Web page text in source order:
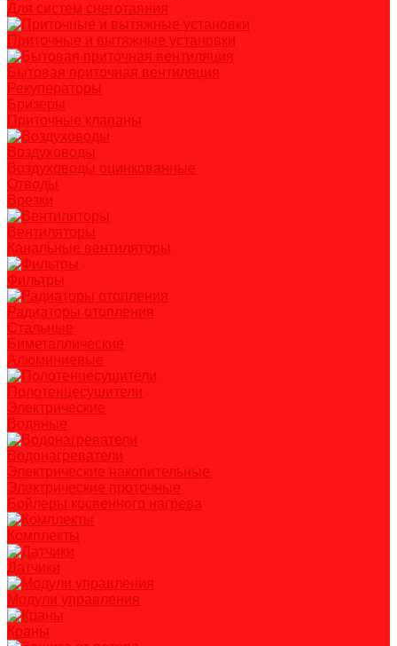
Для систем снеготаяния
Приточные и вытяжные установки
Бытовая приточная вентиляция
Рекуператоры
Бризеры
Приточные клапаны
Воздуховоды
Воздуховоды оцинкованные
Отводы
Врезки
Вентиляторы
Канальные вентиляторы
Фильтры
Радиаторы отопления
Стальные
Биметаллические
Алюминиевые
Полотенцесушители
Электрические
Водяные
Водонагреватели
Электрические накопительные
Электрические проточные
Бойлеры косвенного нагрева
Комплекты
Датчики
Модули управления
Краны